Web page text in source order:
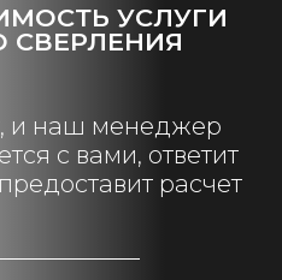
УСЛУГИ
СВЕРЛЕНИЯ
и наш менеджер
с вами, ответит
расчет